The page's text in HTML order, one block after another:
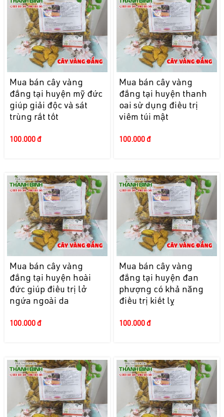
Mua bán cây vàng
đắng tại huyện mỹ đức
giúp giải độc và sát
trùng rất tốt
100.000 đ
Mua bán cây vàng
đắng tại huyện thanh
oai sử dụng điều trị
viêm túi mật
100.000 đ
Mua bán cây vàng
đắng tại huyện hoài
đức giúp điều trị lở
ngứa ngoài da
100.000 đ
Mua bán cây vàng
đắng tại huyện đan
phượng có khả năng
điều trị kiết lỵ
100.000 đ